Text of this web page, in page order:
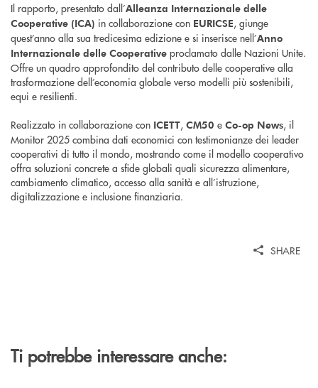
Il rapporto, presentato dall’Alleanza Internazionale delle
Cooperative (ICA) in collaborazione con EURICSE, giunge
quest’anno alla sua tredicesima edizione e si inserisce nell’Anno
Internazionale delle Cooperative proclamato dalle Nazioni Unite.
Offre un quadro approfondito del contributo delle cooperative alla
trasformazione dell’economia globale verso modelli più sostenibili,
equi e resilienti.
Realizzato in collaborazione con ICETT, CM50 e Co-op News, il
Monitor 2025 combina dati economici con testimonianze dei leader
cooperativi di tutto il mondo, mostrando come il modello cooperativo
offra soluzioni concrete a sfide globali quali sicurezza alimentare,
cambiamento climatico, accesso alla sanità e all’istruzione,
digitalizzazione e inclusione finanziaria.
SHARE
Ti potrebbe interessare anche: